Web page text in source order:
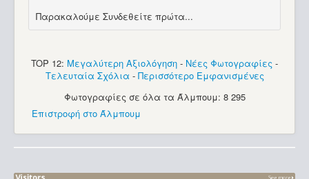
Παρακαλούμε Συνδεθείτε πρώτα...
TOP 12: Μεγαλύτερη Αξιολόγηση - Νέες Φωτογραφίες -
Τελευταία Σχόλια - Περισσότερο Εμφανισμένες
Φωτογραφίες σε όλα τα Άλμπουμ: 8 295
Επιστροφή στο Άλμπουμ